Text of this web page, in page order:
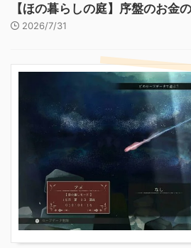
【ほの暮らしの庭】序盤のお
2026/7/31